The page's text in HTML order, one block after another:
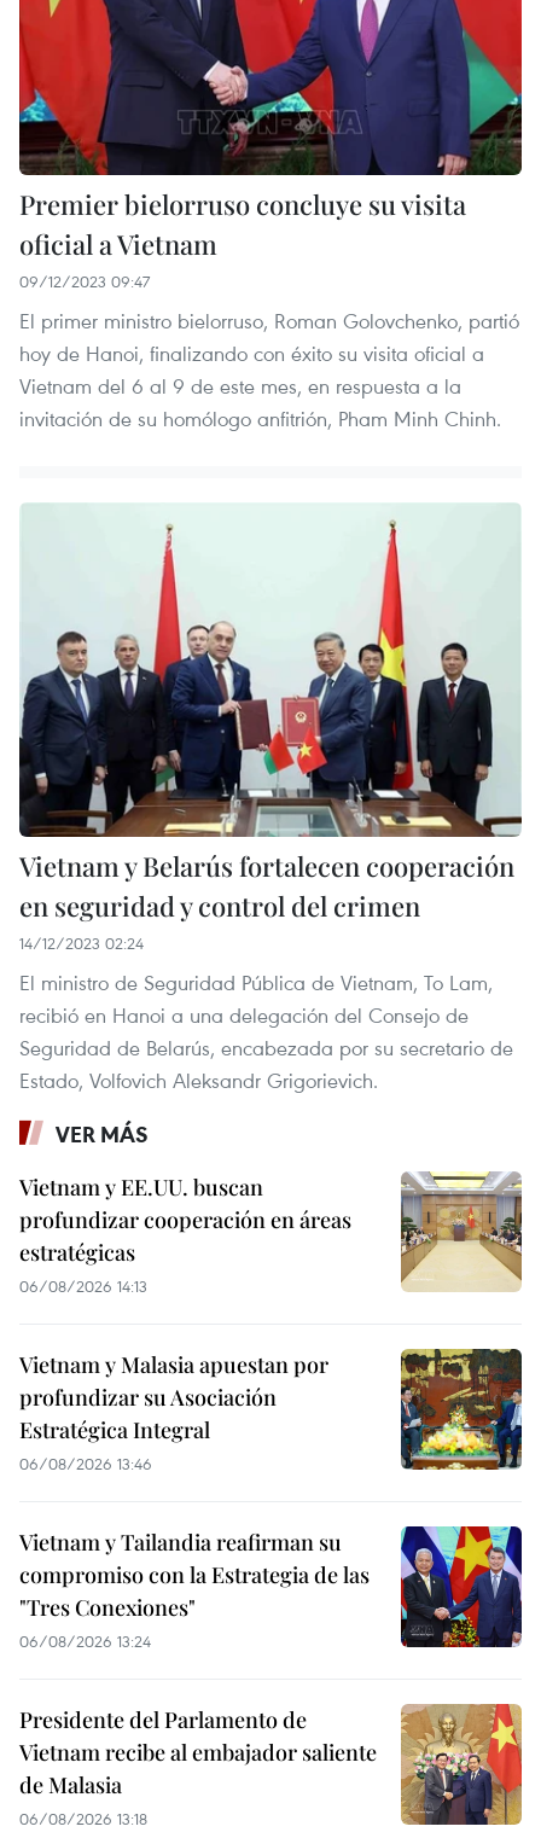
Premier bielorruso concluye su visita
oficial a Vietnam
09/12/2023 09:47
El primer ministro bielorruso, Roman Golovchenko, partió
hoy de Hanoi, finalizando con éxito su visita oficial a
Vietnam del 6 al 9 de este mes, en respuesta a la
invitación de su homólogo anfitrión, Pham Minh Chinh.
Vietnam y Belarús fortalecen cooperación
en seguridad y control del crimen
14/12/2023 02:24
El ministro de Seguridad Pública de Vietnam, To Lam,
recibió en Hanoi a una delegación del Consejo de
Seguridad de Belarús, encabezada por su secretario de
Estado, Volfovich Aleksandr Grigorievich.
VER MÁS
Vietnam y EE.UU. buscan
profundizar cooperación en áreas
estratégicas
06/08/2026 14:13
Vietnam y Malasia apuestan por
profundizar su Asociación
Estratégica Integral
06/08/2026 13:46
Vietnam y Tailandia reafirman su
compromiso con la Estrategia de las
"Tres Conexiones"
06/08/2026 13:24
Presidente del Parlamento de
Vietnam recibe al embajador saliente
de Malasia
06/08/2026 13:18